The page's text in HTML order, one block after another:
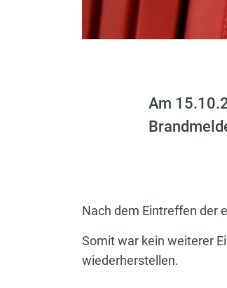
Am
Nach dem Eintreffen der
Somit war kein weiterer
wiederherstellen.